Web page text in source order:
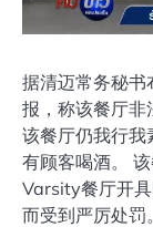
据清迈常务秘书
报，称该餐厅非
该餐厅仍我行
有顾客喝酒。
Varsity餐厅开
而受到严厉处罚